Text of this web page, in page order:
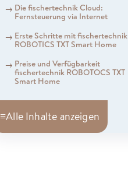
Die fischertechnik Cloud:
Fernsteuerung via Internet
Erste Schritte mit fischertechnik
ROBOTICS TXT Smart Home
Preise und Verfügbarkeit
fischertechnik ROBOTOCS TXT
Smart Home
≡Alle Inhalte anzeigen